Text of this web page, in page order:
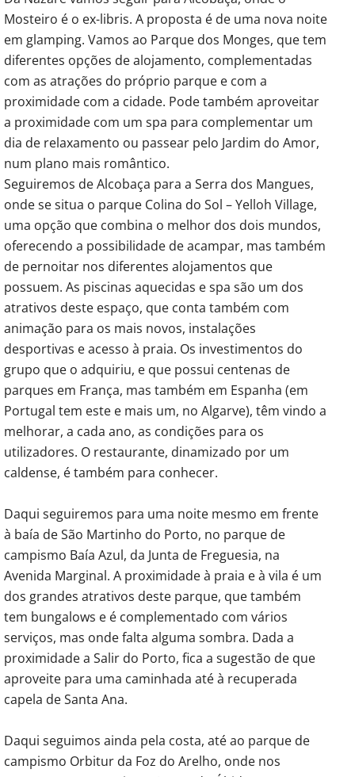
Mosteiro é o ex-libris. A proposta é de uma nova noite
em glamping. Vamos ao Parque dos Monges, que tem
diferentes opções de alojamento, complementadas
com as atrações do próprio parque e com a
proximidade com a cidade. Pode também aproveitar
a proximidade com um spa para complementar um
dia de relaxamento ou passear pelo Jardim do Amor,
num plano mais romântico.
Seguiremos de Alcobaça para a Serra dos Mangues,
onde se situa o parque Colina do Sol – Yelloh Village,
uma opção que combina o melhor dos dois mundos,
oferecendo a possibilidade de acampar, mas também
de pernoitar nos diferentes alojamentos que
possuem. As piscinas aquecidas e spa são um dos
atrativos deste espaço, que conta também com
animação para os mais novos, instalações
desportivas e acesso à praia. Os investimentos do
grupo que o adquiriu, e que possui centenas de
parques em França, mas também em Espanha (em
Portugal tem este e mais um, no Algarve), têm vindo a
melhorar, a cada ano, as condições para os
utilizadores. O restaurante, dinamizado por um
caldense, é também para conhecer.
Daqui seguiremos para uma noite mesmo em frente
à baía de São Martinho do Porto, no parque de
campismo Baía Azul, da Junta de Freguesia, na
Avenida Marginal. A proximidade à praia e à vila é um
dos grandes atrativos deste parque, que também
tem bungalows e é complementado com vários
serviços, mas onde falta alguma sombra. Dada a
proximidade a Salir do Porto, fica a sugestão de que
aproveite para uma caminhada até à recuperada
capela de Santa Ana.
Daqui seguimos ainda pela costa, até ao parque de
campismo Orbitur da Foz do Arelho, onde nos